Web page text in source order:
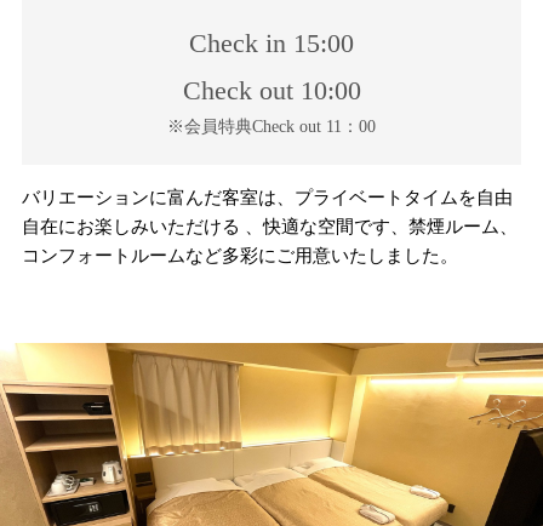
Check in 15:00
Check out 10:00
※会員特典Check out 11：00
バリエーションに富んだ客室は、プライベートタイムを自由
自在にお楽しみいただける 、快適な空間です、禁煙ルーム、
コンフォートルームなど多彩にご用意いたしました。